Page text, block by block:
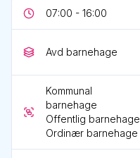
07:00 - 16:00
Avd barnehage
Kommunal
barnehage
Offentlig barnehage
Ordinær barnehage